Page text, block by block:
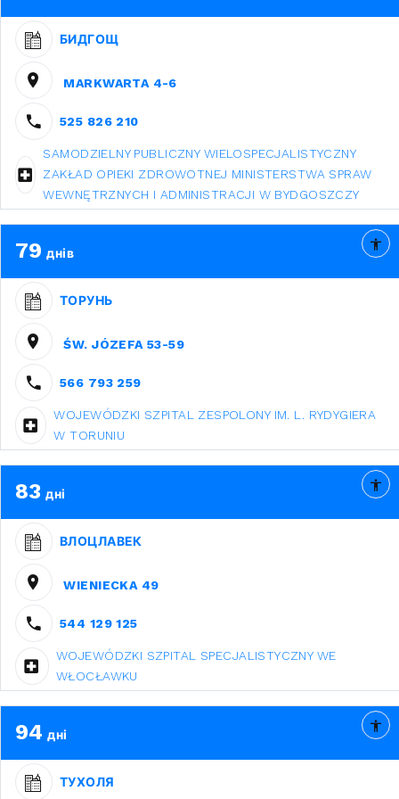
БИДГОЩ
MARKWARTA 4-6
525 826 210
SAMODZIELNY PUBLICZNY WIELOSPECJALISTYCZNY
ZAKŁAD OPIEKI ZDROWOTNEJ MINISTERSTWA SPRAW
WEWNĘTRZNYCH I ADMINISTRACJI W BYDGOSZCZY
79 днів
ТОРУНЬ
ŚW. JÓZEFA 53-59
566 793 259
WOJEWÓDZKI SZPITAL ZESPOLONY IM. L. RYDYGIERA
W TORUNIU
83 дні
ВЛОЦЛАВЕК
WIENIECKA 49
544 129 125
WOJEWÓDZKI SZPITAL SPECJALISTYCZNY WE
WŁOCŁAWKU
94 дні
ТУХОЛЯ